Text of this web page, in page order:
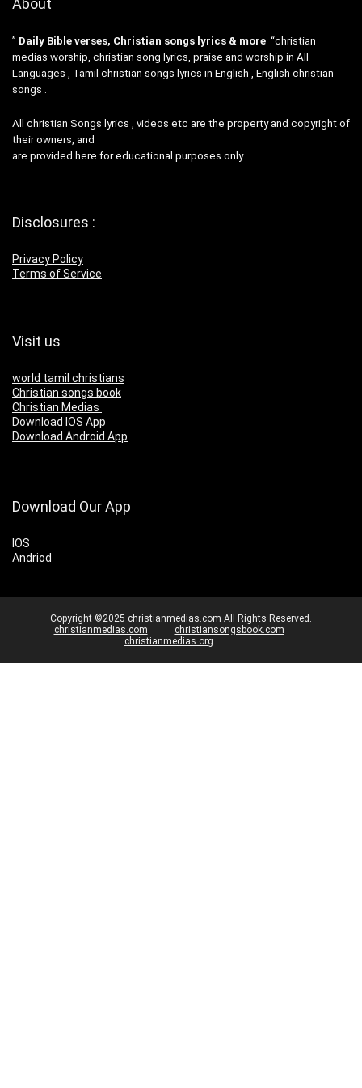
About
” Daily Bible verses, Christian songs lyrics & more “christian
medias worship, christian song lyrics, praise and worship in All
Languages , Tamil christian songs lyrics in English , English christian
songs .
All christian Songs lyrics , videos etc are the property and copyright of
their owners, and
are provided here for educational purposes only.
Disclosures :
Privacy Policy
Terms of Service
Visit us
world tamil christians
Christian songs book
Christian Medias
Download IOS App
Download Android App
Download Our App
IOS
Andriod
Copyright ©2025 christianmedias.com All Rights Reserved.
christianmedias.com
christiansongsbook.com
christianmedias.org